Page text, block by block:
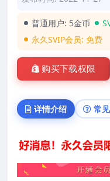
普通用户: 5金币
永久SVIP会员: 免费
购买下载权限
详情介绍 常